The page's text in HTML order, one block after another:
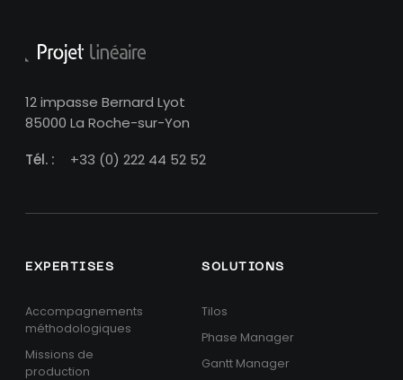
12 impasse Bernard Lyot
85000 La Roche-sur-Yon
Tél. :
+33 (0) 222 44 52 52
EXPERTISES
Accompagnements
méthodologiques
Missions de
production
SOLUTIONS
Tilos
Phase Manager
Gantt Manager